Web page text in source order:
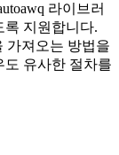
라이브러
록 지원합니다.
가져오는 방법을
도 유사한 절차를